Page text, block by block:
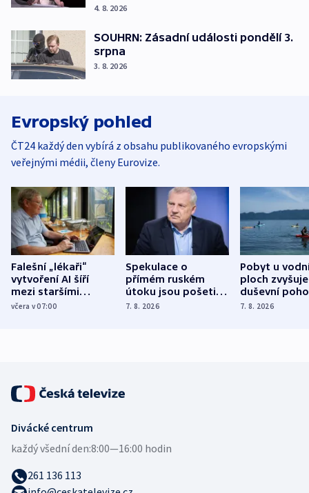
4. 8. 2026
SOUHRN: Zásadní události pondělí 3.
srpna
3. 8. 2026
Evropský pohled
ČT24 každý den vybírá z obsahu publikovaného evropskými
veřejnými médii, členy Eurovize.
Falešní „lékaři“
vytvoření AI šíří
mezi staršími
Poláky nebezpečné
včera v 07:00
Spekulace o
přímém ruském
útoku jsou pošetilé,
míní estonský
7. 8. 2026
Pobyt u
ploch zvyšuje
duševní
ukázala
7. 8. 2026
Divácké centrum
každý všední den:8:00—16:00 hodin
261 136 113